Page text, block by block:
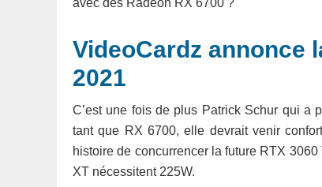
avec des Radeon RX 6700 ?
VideoCardz annonce
2021
C’est une fois de plus Patrick Schur qui a
tant que RX 6700, elle devrait venir
histoire de concurrencer la future RTX
XT nécessitent 225W.